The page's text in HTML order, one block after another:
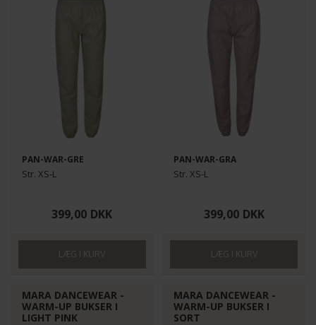
PAN-WAR-GRE
Str. XS-L
399,00 DKK
PAN-WAR-GRA
Str. XS-L
399,00 DKK
MARA DANCEWEAR -
WARM-UP BUKSER I
LIGHT PINK
MARA DANCEWEAR -
WARM-UP BUKSER I
SORT